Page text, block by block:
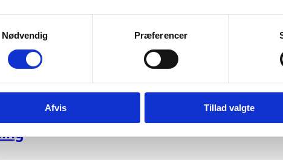
Nødvendig Præferencer
Afvis Tillad valgte